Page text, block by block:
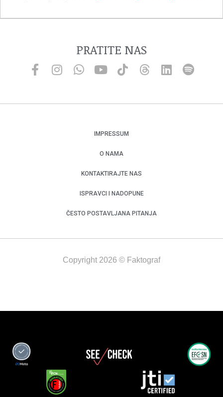
PRATITE NAS
IMPRESSUM
O NAMA
KONTAKTIRAJTE NAS
ISPRAVCI I NADOPUNE
ČESTO POSTAVLJANA PITANJA
Copyright 2026 © Faktograf